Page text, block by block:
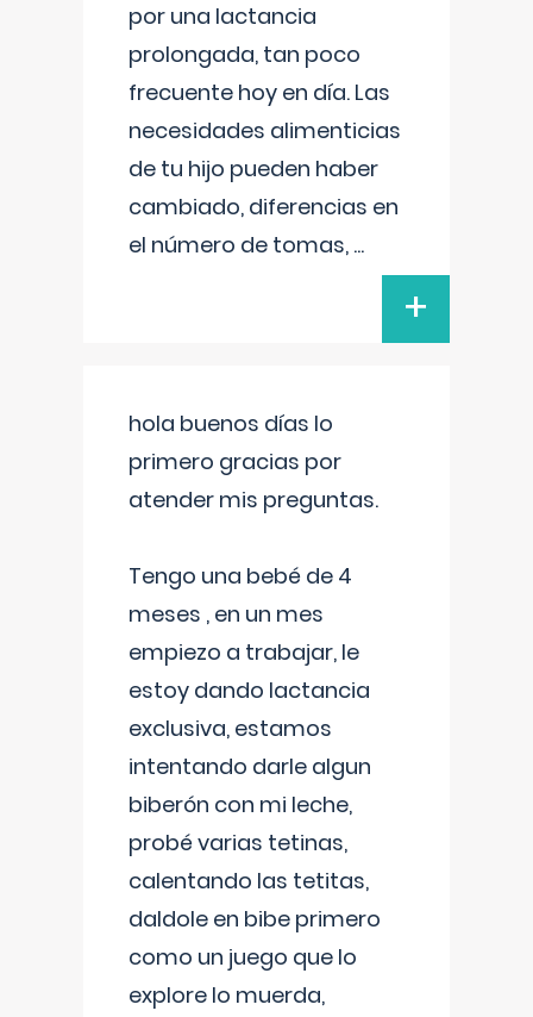
por una lactancia
prolongada, tan poco
frecuente hoy en día. Las
necesidades alimenticias
de tu hijo pueden haber
cambiado, diferencias en
el número de tomas, ...
+
hola buenos días lo
primero gracias por
atender mis preguntas.
Tengo una bebé de 4
meses , en un mes
empiezo a trabajar, le
estoy dando lactancia
exclusiva, estamos
intentando darle algun
biberón con mi leche,
probé varias tetinas,
calentando las tetitas,
daldole en bibe primero
como un juego que lo
explore lo muerda,